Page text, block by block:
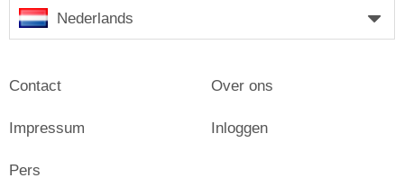
Nederlands
Contact
Impressum
Pers
Over ons
Inloggen